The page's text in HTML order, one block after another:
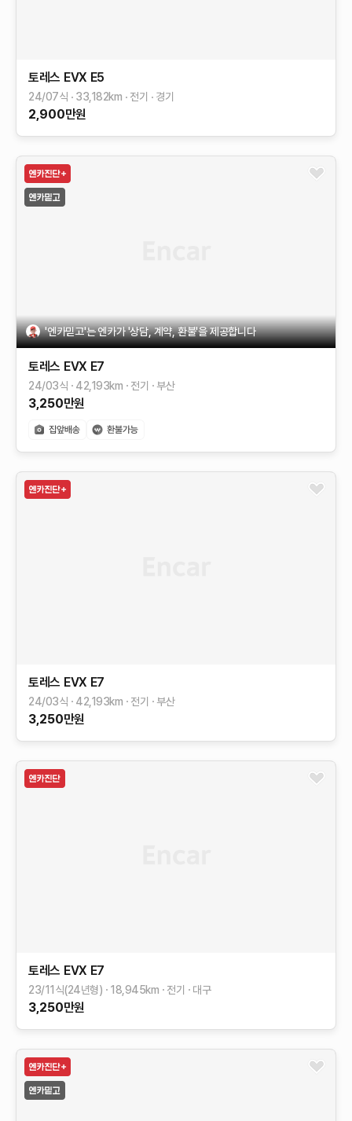
토레스 EVX E5
24/07식 33,182km 전기 경기
2,900만원
'엔카믿고'는 엔카가 '상담, 계약, 환불'을 제공합니다
토레스 EVX E7
24/03식 42,193km 전기 부산
3,250만원
토레스 EVX E7
24/03식 42,193km 전기 부산
3,250만원
토레스 EVX E7
23/11식(24년형) 18,945km 전기 대구
3,250만원